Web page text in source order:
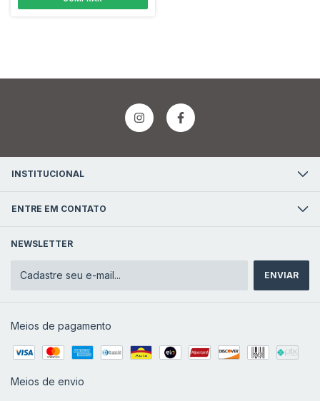
INSTITUCIONAL
ENTRE EM CONTATO
NEWSLETTER
Meios de pagamento
Meios de envio